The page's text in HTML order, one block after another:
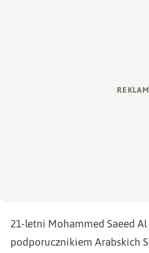
21-letni Mohammed Saeed Al
podporucznikiem Arabskich